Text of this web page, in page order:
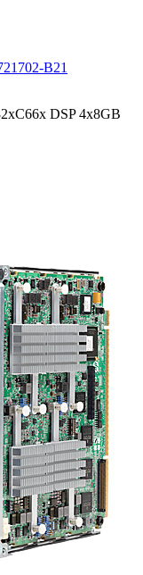
B21
DSP 4x8GB